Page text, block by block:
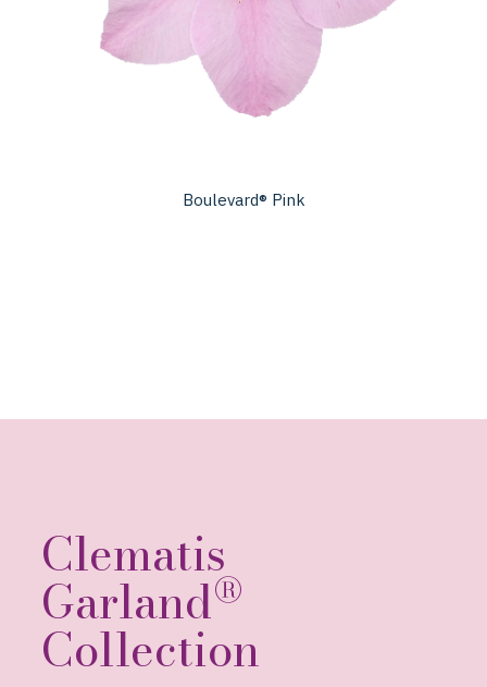
Boulevard® Pink
Clematis
Garland®
Collection